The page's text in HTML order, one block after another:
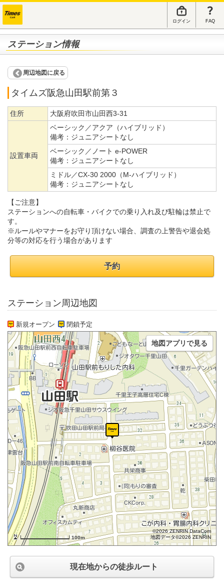
ログイン FAQ
ステーション情報
周辺地図に戻る
タイムズ阪急山田駅前第３
住所 大阪府吹田市山田西3-31
設置車両
ベーシック／アクア（ハイブリッド）
備考： ジュニアシートなし
ベーシック／ノート e-POWER
備考： ジュニアシートなし
ミドル／CX-30 2000（M-ハイブリッド）
備考： ジュニアシートなし
【ご注意】
ステーションへの自転車・バイクでの乗り入れ及び駐輪は禁止で
す。
※ルールやマナーをお守り頂けない場合、調査の上警告や退会処
分等の対応を行う場合があります
予約
ステーション周辺地図
新規オープン 閉鎖予定
100m
©2026 ZENRIN DataCom
地図データ©2026 ZENRIN
地図アプリで見る
現在地からの徒歩ルート